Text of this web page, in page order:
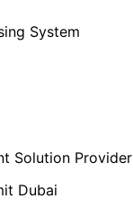
System
Solution Provider
Dubai